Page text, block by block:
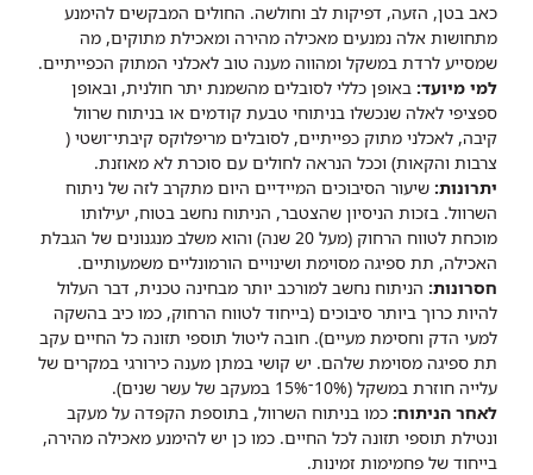
כאב בטן, הזעה, דפיקות לב וחולשה. החולים המבקשים להימנע
מתחושות אלה נמנעים מאכילה מהירה ומאכילת מתוקים, מה
שמסייע לרדת במשקל ומהווה מענה טוב לאכלני המתוק הכפייתיים.
למי מיועד: באופן כללי לסובלים מהשמנת יתר חולנית, ובאופן
ספציפי לאלה שנכשלו בניתוחי טבעת קודמים או בניתוח שרוול
קיבה, לאכלני מתוק כפייתיים, לסובלים מריפלוקס קיבתי־ושטי (
צרבות והקאות) וככל הנראה לחולים עם סוכרת לא מאוזנת.
יתרונות: שיעור הסיבוכים המיידיים היום מתקרב לזה של ניתוח
השרוול. בזכות הניסיון שהצטבר, הניתוח נחשב בטוח, יעילותו
מוכחת לטווח הרחוק (מעל 20 שנה) והוא משלב מנגנונים של הגבלת
האכילה, תת ספיגה מסוימת ושינויים הורמונליים משמעותיים.
חסרונות: הניתוח נחשב למורכב יותר מבחינה טכנית, דבר העלול
להיות כרוך ביותר סיבוכים (בייחוד לטווח הרחוק, כמו כיב בהשקה
למעי הדק וחסימת מעיים). חובה ליטול תוספי תזונה כל החיים עקב
תת ספיגה מסוימת שלהם. יש קושי במתן מענה כירורגי במקרים של
עלייה חוזרת במשקל (10%־15% במעקב של עשר שנים).
לאחר הניתוח: כמו בניתוח השרוול, בתוספת הקפדה על מעקב
ונטילת תוספי תזונה לכל החיים. כמו כן יש להימנע מאכילה מהירה,
בייחוד של פחמימות זמינות.